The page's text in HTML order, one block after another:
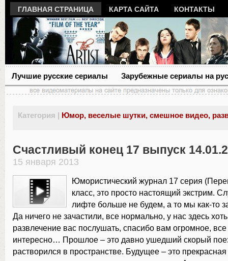
ГЛАВНАЯ СТРАНИЦА КАРТА САЙТА КОНТАКТЫ
Лучшие русские сериалы Зарубежные сериалы на
Категория | Юмор, веселые шутки, смешное видео,
Счастливый конец 17 выпуск
15 января 2013
Юмористический журнал 17 серия
класс, это просто настоящий экстрим.
лифте больше не будем, а то мы как-то
Да ничего не зачастили, все нормально, у нас здесь
развлечение вас послушать, спасибо вам огромное,
интересно… Прошлое – это давно ушедший скорый
растворился в пространстве. Будущее – это